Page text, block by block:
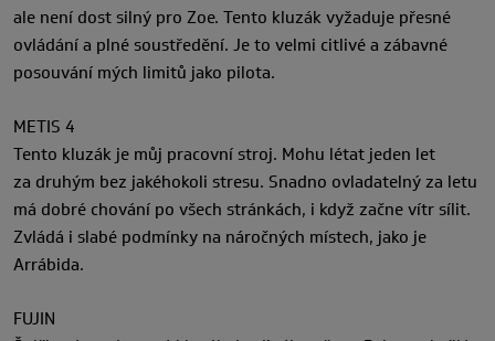
ale není dost silný pro Zoe. Tento kluzák vyžaduje přesné
ovládání a plné soustředění. Je to velmi citlivé a zábavné
posouvání mých limitů jako pilota.
METIS 4
Tento kluzák je můj pracovní stroj. Mohu létat jeden let
za druhým bez jakéhokoli stresu. Snadno ovladatelný za letu
má dobré chování po všech stránkách, i když začne vítr sílit.
Zvládá i slabé podmínky na náročných místech, jako je
Arrábida.
FUJIN